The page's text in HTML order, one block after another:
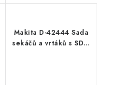
Makita D-42444 Sada
sekáčů a vrtáků s SDS-